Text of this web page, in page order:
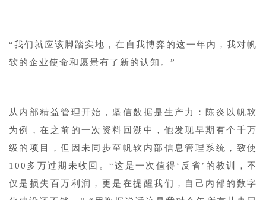
“我们就应该脚踏实地，在自我博弈的这一年内，我对帆
软的企业使命和愿景有了新的认知。”
从内部精益管理开始，坚信数据是生产力：陈炎以帆软
为例，在之前的一次资料回溯中，他发现早期有个千万
级的项目，但因未同步至帆软内部信息管理系统，致使
100多万过期未收回。“这是一次值得‘反省’的教训，不
仅是损失百万利润，更是在提醒我们，自己内部的数字